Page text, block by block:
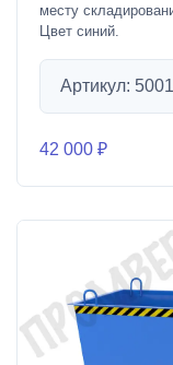
месту
Цвет синий.
Артикул:
42 000 ₽